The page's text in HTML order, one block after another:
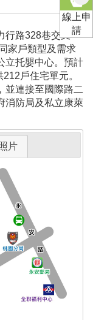
行路328巷交叉
家戶類型及需求
立托嬰中心。預計
戶住宅單元。
並連接至國際路二
消防局及私立康萊
片
閉
線上申
請